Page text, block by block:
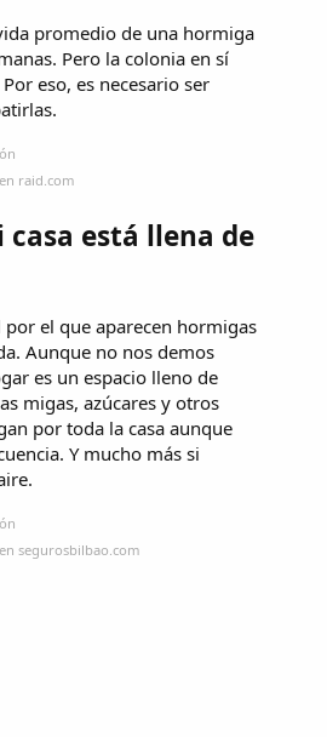
promedio de una hormiga
Pero la colonia en sí
eso, es necesario ser
raid.com
casa está llena de
el que aparecen hormigas
Aunque no nos demos
es un espacio lleno de
migas, azúcares y otros
por toda la casa aunque
Y mucho más si
segurosbilbao.com